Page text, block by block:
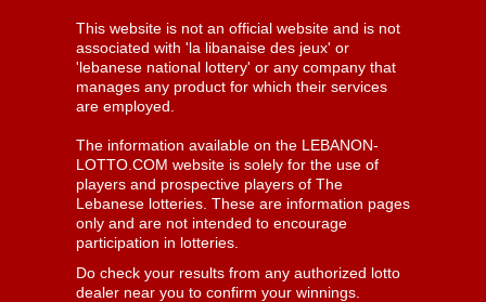
This website is not an official website and is not
associated with 'la libanaise des jeux' or
'lebanese national lottery' or any company that
manages any product for which their services
are employed.
The information available on the LEBANON-
LOTTO.COM website is solely for the use of
players and prospective players of The
Lebanese lotteries. These are information pages
only and are not intended to encourage
participation in lotteries.
Do check your results from any authorized lotto
dealer near you to confirm your winnings.